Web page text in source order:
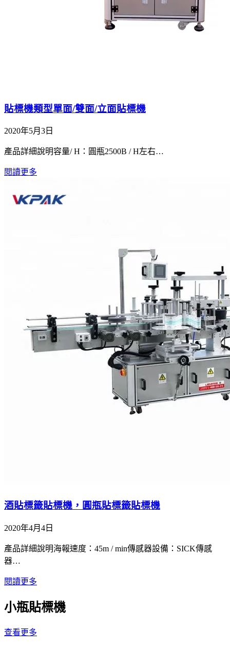
貼標機類型單面/雙面/立面貼標機
2020年5月3日
產品詳細說明容量/ H：圓瓶2500B / H左右…
閱讀更多
酒貼標籤貼標機，圓瓶貼標籤貼標機
2020年4月4日
產品詳細說明海報速度：45m / min傳感器設備：SICK傳感
器…
閱讀更多
小瓶貼標機
查看更多